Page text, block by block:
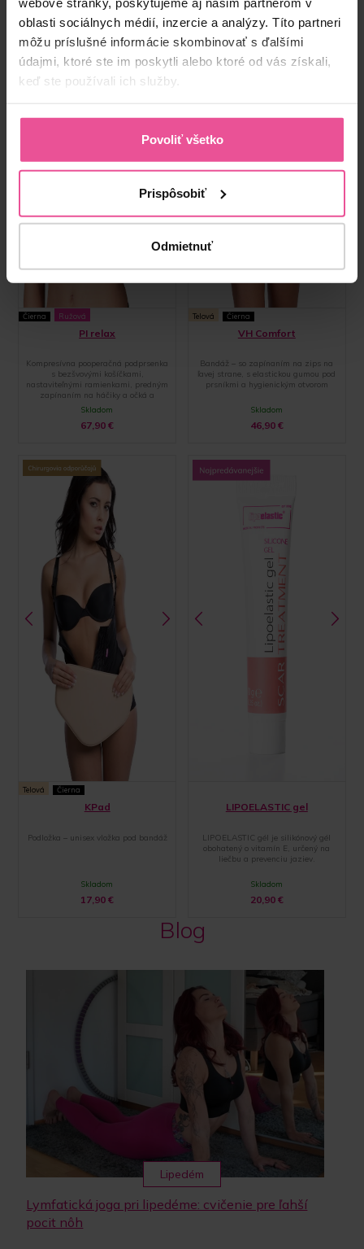
oblasti sociálnych médií, inzercie a analýzy. Títo partneri
môžu príslušné informácie skombinovať s ďalšími
údajmi, ktoré ste im poskytli alebo ktoré od vás získali,
keď ste používali ich služby.
Povoliť všetko
Prispôsobiť
Odmietnuť
Čierna Ružová
PI relax
Kompresívna pooperačná podprsenka
s bezšvovými košíčkami,
nastaviteľnými ramienkami, predným
zapínaním na háčiky a očká a
zakončením pomocou špeciálnej
Skladom
67,90€
Telová Čierna
VH Comfort
Bandáž – so zapínaním na zips na
ľavej strane, s elastickou gumou pod
prsníkmi a hygienickým otvorom
Skladom
46,90 €
Telová Čierna
KPad
Podložka – unisex vložka pod bandáž
Skladom
17,90€
LIPOELASTIC gel
LIPOELASTIC gél je silikónový gél
obohatený o vitamín E, určený na
liečbu a prevenciu jaziev.
Skladom
20,90 €
Blog
Lipedém
Lymfatická joga pri lipedéme: cvičenie pre ľahší
pocit nôh